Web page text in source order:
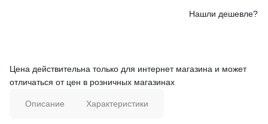
Нашли дешевле?
Цена действительна только для интернет магазина и может
отличаться от цен в розничных магазинах
Описание Характеристики